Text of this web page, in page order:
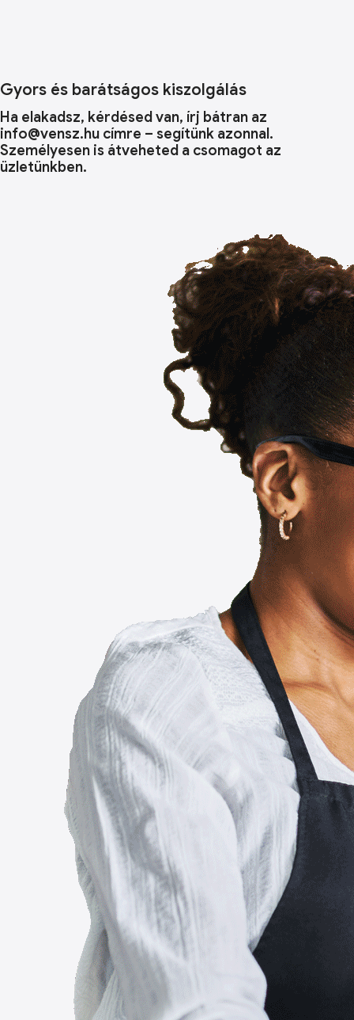
Gyors és barátságos kiszolgálás
Ha elakadsz, kérdésed van, írj bátran az
info@vensz.hu címre – segítünk azonnal.
Személyesen is átveheted a csomagot az
üzletünkben.